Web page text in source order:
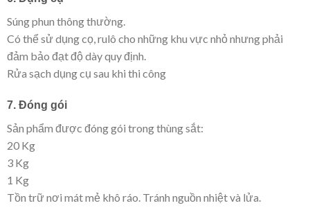
Súng phun thông thường.
Có thể sử dụng cọ, rulô cho những khu vực nhỏ nhưng phải
đảm bảo đạt độ dày quy định.
Rửa sạch dụng cụ sau khi thi công
7. Đóng gói
Sản phẩm được đóng gói trong thùng sắt:
20 Kg
3 Kg
1 Kg
Tồn trữ nơi mát mẻ khô ráo. Tránh nguồn nhiệt và lửa.